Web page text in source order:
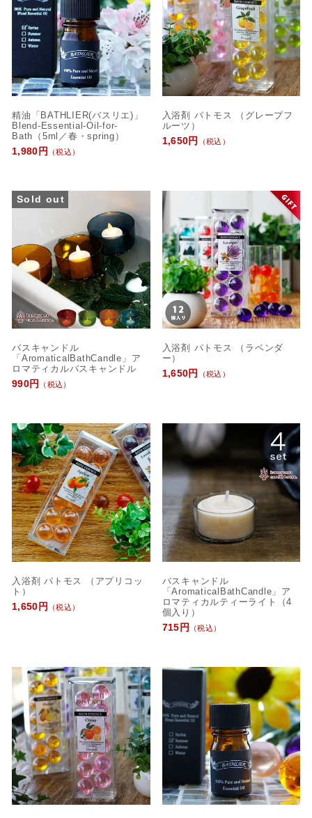
精油「BATHLIER(バスリエ)」
Blend-Essential-Oil-for-
Bath（5ml／春・spring）
1,980円
（税込）
入浴剤 パトモス （グレープフ
ルーツ）
1,650円
（税込）
Sold out
バスキャンドル
「AromaticalBathCandle」ア
ロマティカルバスキャンドル
990円
（税込）
入浴剤 パトモス （ラベンダ
ー）
1,650円
（税込）
入浴剤 パトモス （アプリコッ
ト）
1,650円
（税込）
バスキャンドル
「AromaticalBathCandle」ア
ロマティカルティーライト（4
個入り）
715円
（税込）